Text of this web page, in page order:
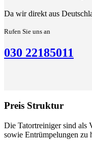
Da wir direkt aus
Rufen Sie uns an
030 22185011
Preis Struktur
Die Tatortreiniger sind als
sowie Entrümpelungen zu